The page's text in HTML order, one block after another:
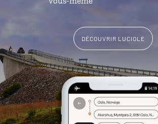
DÉCOUVRIR LUCIOLE